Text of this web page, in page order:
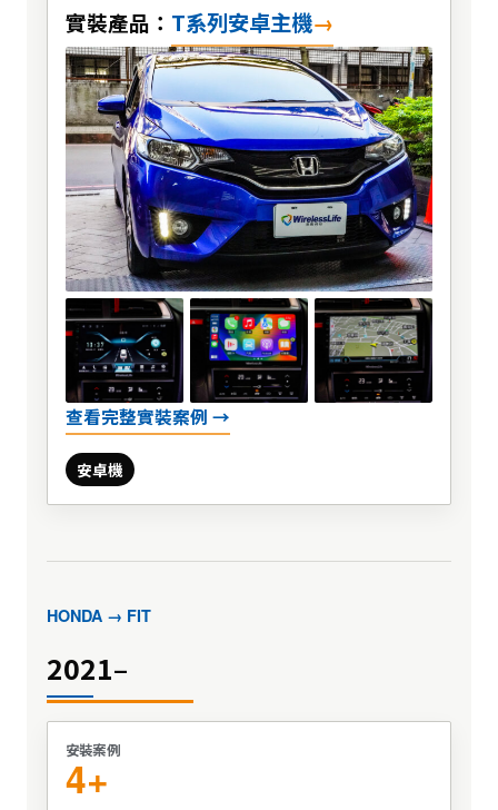
實裝產品： T系列安卓主機
查看完整實裝案例 →
安卓機
HONDA → FIT
2021–
安裝案例
4+